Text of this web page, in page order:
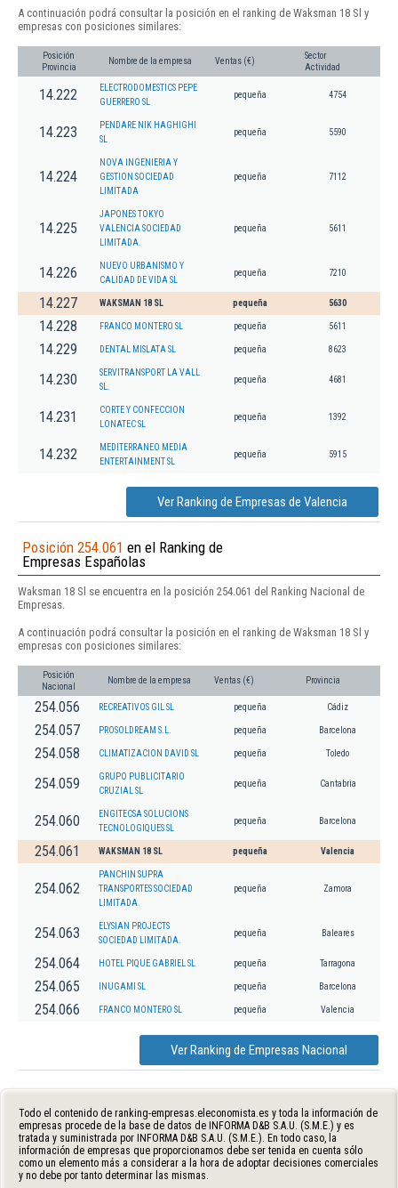
A continuación podrá consultar la posición en el ranking de Waksman 18 Sl y
empresas con posiciones similares:
Posición
Provincia
Nombre de la empresa Ventas (€)
Sector
Actividad
14.222
ELECTRODOMESTICS PEPE
GUERRERO SL
pequeña 4754
14.223
PENDARE NIK HAGHIGHI
SL
pequeña 5590
14.224
NOVA INGENIERIA Y
GESTION SOCIEDAD
LIMITADA
pequeña 7112
14.225
JAPONES TOKYO
VALENCIA SOCIEDAD
LIMITADA.
pequeña 5611
14.226
NUEVO URBANISMO Y
CALIDAD DE VIDA SL
pequeña 7210
14.227 WAKSMAN 18 SL pequeña 5630
14.228 FRANCO MONTERO SL pequeña 5611
14.229 DENTAL MISLATA SL pequeña 8623
14.230
SERVITRANSPORT LA VALL
SL.
pequeña 4681
14.231
CORTE Y CONFECCION
LONATEC SL
pequeña 1392
14.232
MEDITERRANEO MEDIA
ENTERTAINMENT SL
pequeña 5915
Ver Ranking de Empresas de Valencia
Posición 254.061 en el Ranking de
Empresas Españolas
Waksman 18 Sl se encuentra en la posición 254.061 del Ranking Nacional de
Empresas.
A continuación podrá consultar la posición en el ranking de Waksman 18 Sl y
empresas con posiciones similares:
Posición
Nacional
Nombre de la empresa Ventas (€) Provincia
254.056 RECREATIVOS GIL SL pequeña Cádiz
254.057 PROSOLDREAM S.L. pequeña Barcelona
254.058 CLIMATIZACION DAVID SL pequeña Toledo
254.059
GRUPO PUBLICITARIO
CRUZIAL SL
pequeña Cantabria
254.060
ENGITECSA SOLUCIONS
TECNOLOGIQUES SL
pequeña Barcelona
254.061 WAKSMAN 18 SL pequeña Valencia
254.062
PANCHIN SUPRA
TRANSPORTES SOCIEDAD
LIMITADA.
pequeña Zamora
254.063
ELYSIAN PROJECTS
SOCIEDAD LIMITADA.
pequeña Baleares
254.064 HOTEL PIQUE GABRIEL SL pequeña Tarragona
254.065 INUGAMI SL pequeña Barcelona
254.066 FRANCO MONTERO SL pequeña Valencia
Ver Ranking de Empresas Nacional
Todo el contenido de ranking-empresas.eleconomista.es y toda la información de
empresas procede de la base de datos de INFORMA D&B S.A.U. (S.M.E.) y es
tratada y suministrada por INFORMA D&B S.A.U. (S.M.E.). En todo caso, la
información de empresas que proporcionamos debe ser tenida en cuenta sólo
como un elemento más a considerar a la hora de adoptar decisiones comerciales
y no debe por tanto determinar las mismas.